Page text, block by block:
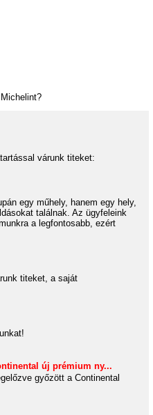
várunk titeket:
egy műhely, hanem egy hely,
találnak. Az ügyfeleink
a legfontosabb, ezért
titeket, a saját
új prémium ny...
győzött a Continental